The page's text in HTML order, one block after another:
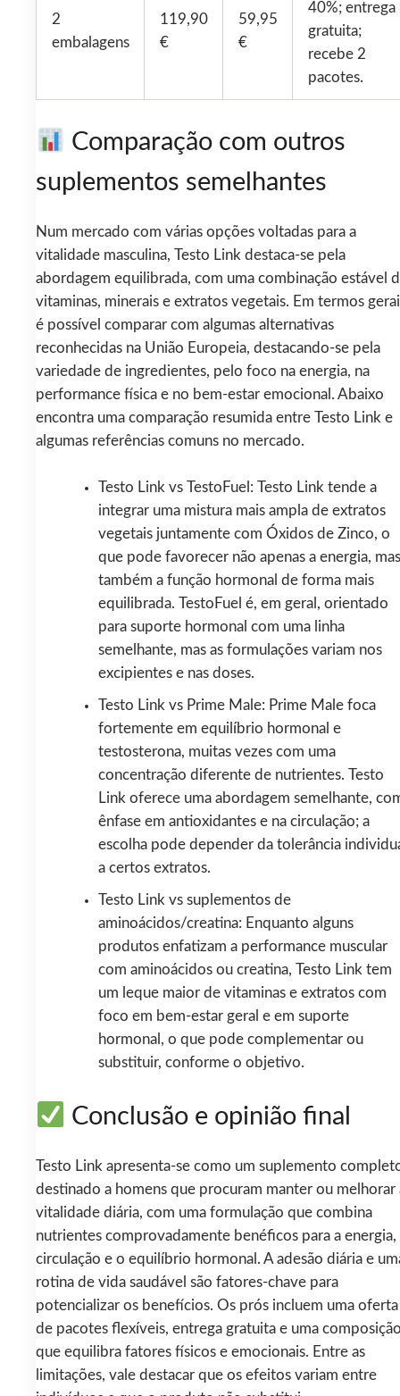
2
embalagens
119,90
€
59,95
€
40%; entrega
gratuita;
recebe 2
pacotes.
Comparação com outros
suplementos semelhantes
Num mercado com várias opções voltadas para a
vitalidade masculina, Testo Link destaca‑se pela
abordagem equilibrada, com uma combinação estável
vitaminas, minerais e extratos vegetais. Em termos
é possível comparar com algumas alternativas
reconhecidas na União Europeia, destacando-se pela
variedade de ingredientes, pelo foco na energia, na
performance física e no bem‑estar emocional. Abaixo
encontra uma comparação resumida entre Testo Link e
algumas referências comuns no mercado.
Testo Link vs TestoFuel: Testo Link tende a
integrar uma mistura mais ampla de extratos
vegetais juntamente com Óxidos de Zinco, o
que pode favorecer não apenas a energia, mas
também a função hormonal de forma mais
equilibrada. TestoFuel é, em geral, orientado
para suporte hormonal com uma linha
semelhante, mas as formulações variam nos
excipientes e nas doses.
Testo Link vs Prime Male: Prime Male foca
fortemente em equilíbrio hormonal e
testosterona, muitas vezes com uma
concentração diferente de nutrientes. Testo
Link oferece uma abordagem semelhante,
ênfase em antioxidantes e na circulação; a
escolha pode depender da tolerância
a certos extratos.
Testo Link vs suplementos de
aminoácidos/creatina: Enquanto alguns
produtos enfatizam a performance muscular
com aminoácidos ou creatina, Testo Link tem
um leque maior de vitaminas e extratos com
foco em bem‑estar geral e em suporte
hormonal, o que pode complementar ou
substituir, conforme o objetivo.
Conclusão e opinião final
Testo Link apresenta‑se como um suplemento
destinado a homens que procuram manter ou melhorar
vitalidade diária, com uma formulação que combina
nutrientes comprovadamente benéficos para a energia,
circulação e o equilíbrio hormonal. A adesão diária e
rotina de vida saudável são fatores-chave para
potencializar os benefícios. Os prós incluem uma oferta
de pacotes flexíveis, entrega gratuita e uma
que equilibra fatores físicos e emocionais. Entre as
limitações, vale destacar que os efeitos variam entre